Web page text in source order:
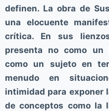
definen. La obra de
una elocuente
crítica. En sus
presenta no como un
como un sujeto en
menudo en
intimidad para exponer
de conceptos como la